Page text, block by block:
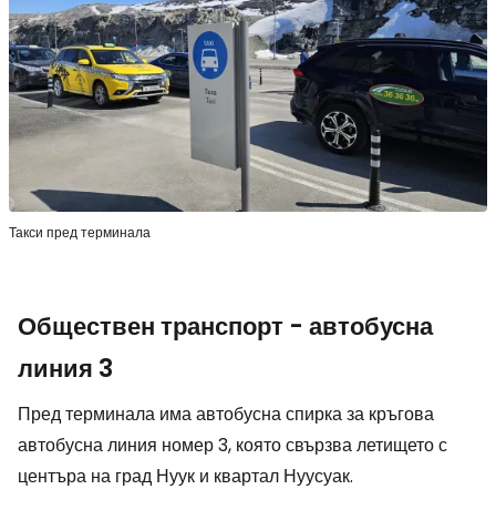
Такси пред терминала
Обществен транспорт - автобусна
линия 3
Пред терминала има автобусна спирка за кръгова
автобусна линия номер 3, която свързва летището с
центъра на град Нуук и квартал Нуусуак.